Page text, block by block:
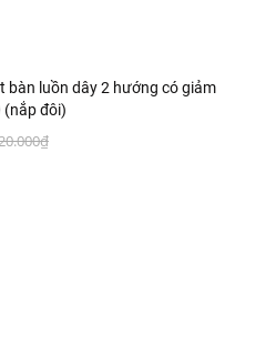
bàn luồn dây 2 hướng có giảm
(nắp đôi)